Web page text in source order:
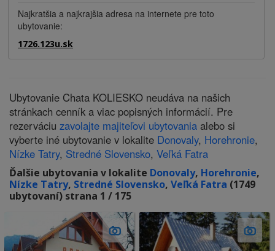
Najkratšia a najkrajšia adresa na internete pre toto
ubytovanie:
1726.123u.sk
Ubytovanie Chata KOLIESKO neudáva na našich
stránkach cenník a viac popisných informácií. Pre
rezerváciu zavolajte majiteľovi ubytovania alebo si
vyberte iné ubytovanie v lokalite Donovaly, Horehronie,
Nízke Tatry, Stredné Slovensko, Veľká Fatra
Ďalšie ubytovania v lokalite Donovaly, Horehronie,
Nízke Tatry, Stredné Slovensko, Veľká Fatra (1749
ubytovaní) strana 1 / 175